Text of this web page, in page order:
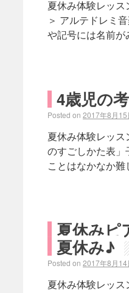
夏休み体験レッ
＞ アルテドレミ
や記号には名前
4歳児の
Posted on 2017年8月15
夏休み体験レッス
のすごしかた表」
ことはなかなか
夏休みピ
夏休み♪
Posted on 2017年8月14
夏休み体験レッス